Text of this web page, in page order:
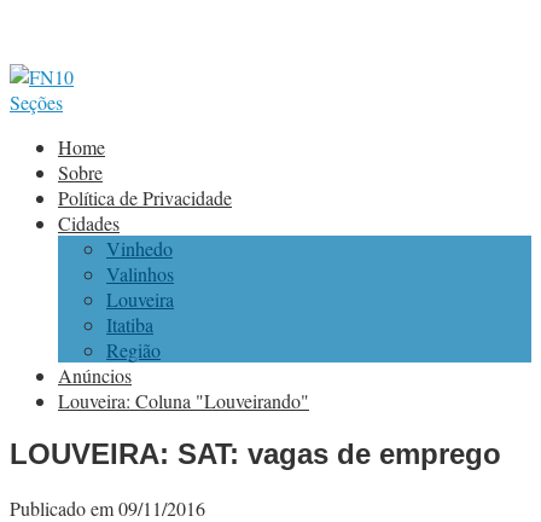
Seções
Home
Sobre
Política de Privacidade
Cidades
Vinhedo
Valinhos
Louveira
Itatiba
Região
Anúncios
Louveira: Coluna "Louveirando"
LOUVEIRA: SAT: vagas de emprego
Publicado em 09/11/2016